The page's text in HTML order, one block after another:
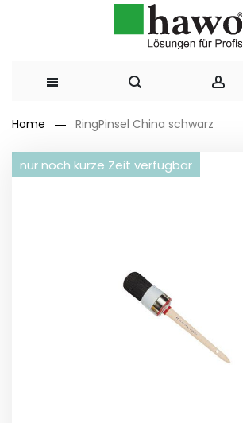
Inhalt
Home RingPinsel China schwarz
Zum
Ende
nur noch kurze Zeit verfügbar